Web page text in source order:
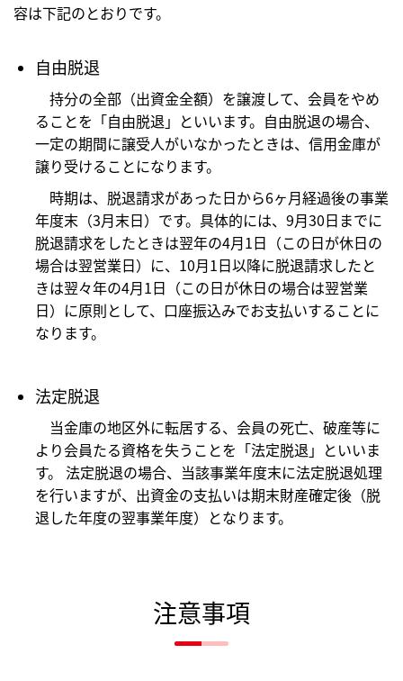
容は下記のとおりです。
自由脱退
持分の全部（出資金全額）を譲渡して、会員をやめ
ることを「自由脱退」といいます。自由脱退の場合、
一定の期間に譲受人がいなかったときは、信用金庫が
譲り受けることになります。
時期は、脱退請求があった日から6ヶ月経過後の事業
年度末（3月末日）です。具体的には、9月30日までに
脱退請求をしたときは翌年の4月1日（この日が休日の
場合は翌営業日）に、10月1日以降に脱退請求したと
きは翌々年の4月1日（この日が休日の場合は翌営業
日）に原則として、口座振込みでお支払いすることに
なります。
法定脱退
当金庫の地区外に転居する、会員の死亡、破産等に
より会員たる資格を失うことを「法定脱退」といいま
す。 法定脱退の場合、当該事業年度末に法定脱退処理
を行いますが、出資金の支払いは期末財産確定後（脱
退した年度の翌事業年度）となります。
注意事項